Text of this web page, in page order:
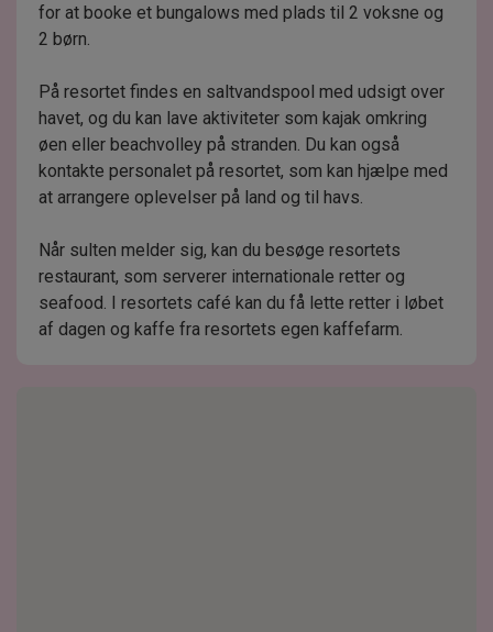
for at booke et bungalows med plads til 2 voksne og
2 børn.
På resortet findes en saltvandspool med udsigt over
havet, og du kan lave aktiviteter som kajak omkring
øen eller beachvolley på stranden. Du kan også
kontakte personalet på resortet, som kan hjælpe med
at arrangere oplevelser på land og til havs.
Når sulten melder sig, kan du besøge resortets
restaurant, som serverer internationale retter og
seafood. I resortets café kan du få lette retter i løbet
af dagen og kaffe fra resortets egen kaffefarm.